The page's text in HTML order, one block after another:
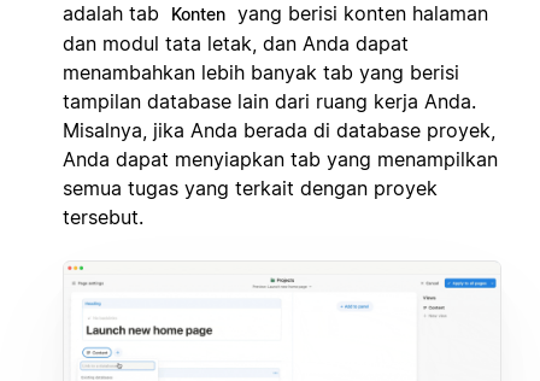
adalah tab
Konten yang berisi konten halaman
dan modul tata letak, dan Anda dapat
menambahkan lebih banyak tab yang berisi
tampilan database lain dari ruang kerja Anda.
Misalnya, jika Anda berada di database proyek,
Anda dapat menyiapkan tab yang menampilkan
semua tugas yang terkait dengan proyek
tersebut.